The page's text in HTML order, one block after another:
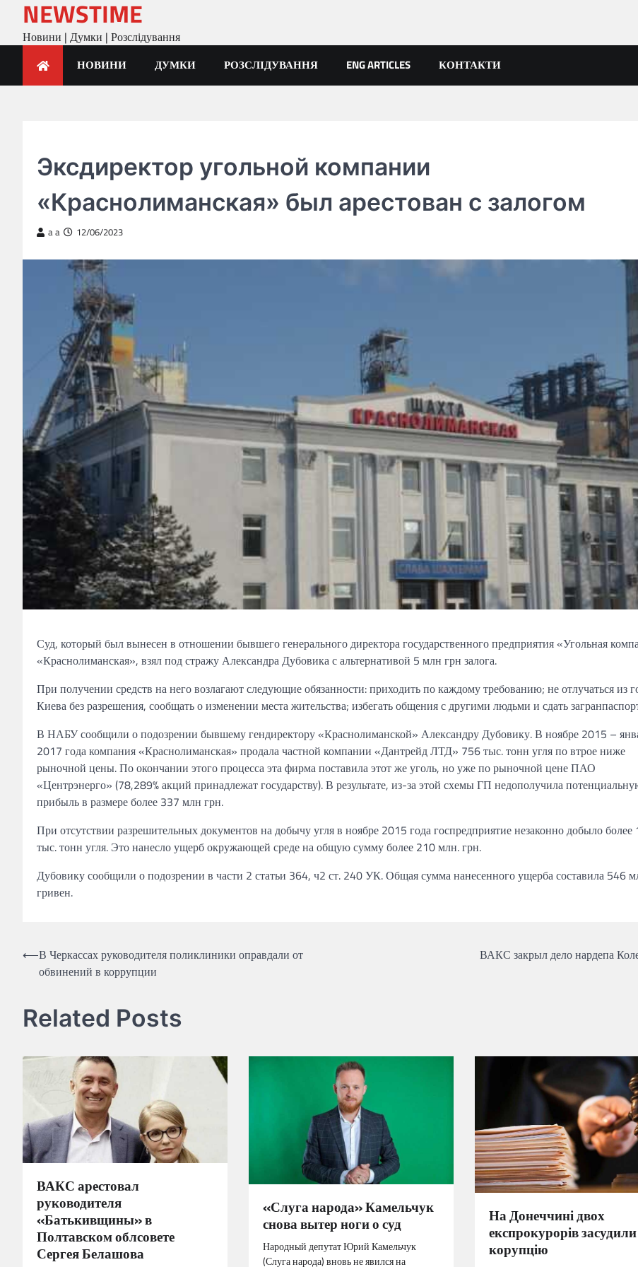
content
NEWSTIME
Новини | Думки | Розслідування
НОВИНИ ДУМКИ РОЗСЛІДУВАННЯ ENG ARTICLES КОНТАКТИ
Эксдиректор угольной компании
«Краснолиманская» был арестован с залогом
a a 12/06/2023
Суд, который был вынесен в отношении бывшего генерального директора государственного предприятия «Угольная
«Краснолиманская», взял под стражуАлександра Дубовика с альтернативой 5 млн грн залога.
При получении средств на неговозлагаютследующие обязанности:приходитьпо каждому требованию; не отлучаться из
Киева безразрешения, сообщатьоизменении места жительства; избегатьобщения сдругими людьми и сдать
В НАБУ сообщили о подозрении бывшему гендиректору«Краснолиманской» Александру Дубовику.В ноябре 2015 –
2017 года компания «Краснолиманская» продалачастной компании «Дантрейд ЛТД» 756 тыс. тонн угля по втрое ниже
рыночной цены.По окончании этого процессаэта фирма поставила этот же уголь, но уже по рыночной цене ПАО
«Центрэнерго» (78,289% акций принадлежат государству).В результате, из-заэтой схемы ГП недополучила
прибыль в размере более 337 млн грн.
При отсутствии разрешительных документов на добычу угля в ноябре 2015 года госпредприятие незаконно добыло более
тыс. тонн угля. Это нанесло ущерб окружающей среде наобщуюсумму более 210 млн. грн.
Дубовику сообщили о подозрении в части 2 статьи 364, ч2 ст. 240 УК.Общая сумма нанесенногоущербасоставила 546
гривен.
Навігація
записів
⟵В Черкассах руководителя поликлиники оправдали от
обвинений в коррупции
ВАКС закрыл дело нардепа
Related Posts
ВАКС арестовал
руководителя
«Батькивщины» в
Полтавском облсовете
Сергея Белашова
«Слуга народа» Камельчук
снова вытер ноги о суд
Народный депутат Юрий Камельчук
(Слуга народа) вновь не явился на
На Донеччині двох
експрокурорів
корупцію